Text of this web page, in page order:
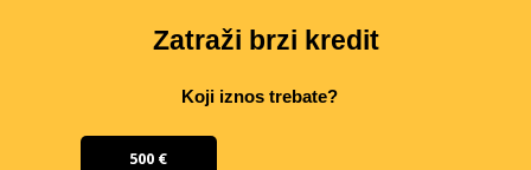
Zatraži brzi kredit
Koji iznos trebate?
500 €